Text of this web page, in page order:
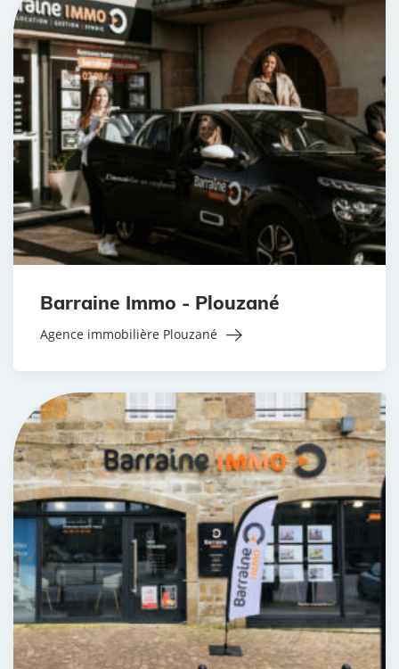
Barraine Immo - Plouzané
Agence immobilière Plouzané